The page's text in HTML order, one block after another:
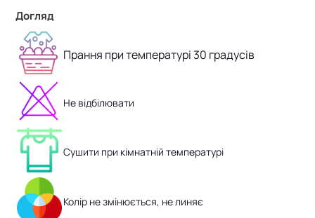
Догляд
Прання при температурі 30 градусів
Не відбілювати
Сушити при кімнатній температурі
Колір не змінюється, не линяє